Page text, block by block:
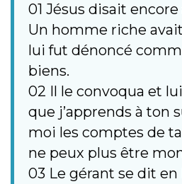
01 Jésus disait
Un homme riche
lui fut dénoncé
biens.
02 Il le convoqua et lui
que j’apprends à ton
moi les comptes de
ne peux plus être
03 Le gérant se dit